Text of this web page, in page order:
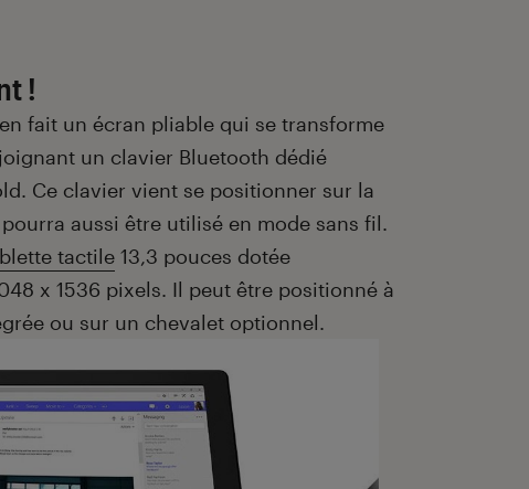
!
fait un écran pliable qui se transforme
un clavier Bluetooth dédié
Ce clavier vient se positionner sur la
aussi être utilisé en mode sans fil.
tactile 13,3 pouces dotée
x 1536 pixels. Il peut être positionné à
ou sur un chevalet optionnel.